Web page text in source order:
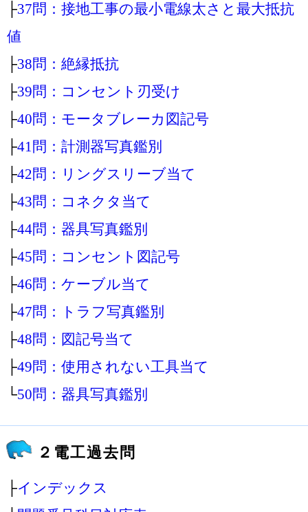
├37問：接地工事の最小電線太さと最大抵抗
値
├38問：絶縁抵抗
├39問：コンセント刃受け
├40問：モータブレーカ図記号
├41問：計測器写真鑑別
├42問：リングスリーブ当て
├43問：コネクタ当て
├44問：器具写真鑑別
├45問：コンセント図記号
├46問：ケーブル当て
├47問：トラフ写真鑑別
├48問：図記号当て
├49問：使用されない工具当て
└50問：器具写真鑑別
２電工過去問
├インデックス